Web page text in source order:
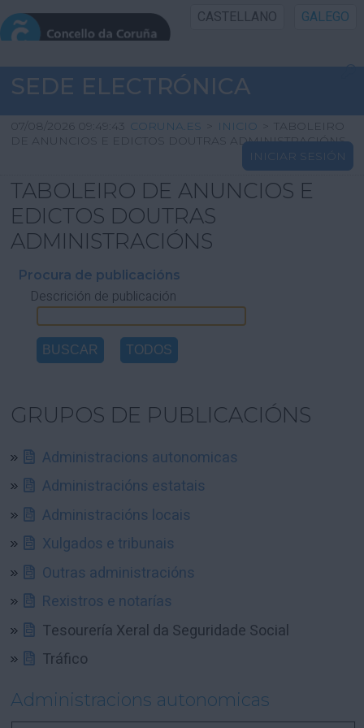
CASTELLANO GALEGO
INICIO SEDE
INICIO
INFORMACIÓN PÚBLICA
CARTAFOL CIDADÁN
UTILIDADES
AXUDA
SEDE ELECTRÓNICA
07/08/2026 09:49:43 CORUNA.ES > INICIO > TABOLEIRO
DE ANUNCIOS E EDICTOS DOUTRAS ADMINISTRACIÓNS
INICIAR SESIÓN
TABOLEIRO DE ANUNCIOS E
EDICTOS DOUTRAS
ADMINISTRACIÓNS
Procura de publicacións
Descrición de publicación
GRUPOS DE PUBLICACIÓNS
Administracions autonomicas
Administracións estatais
Administracións locais
Xulgados e tribunais
Outras administracións
Rexistros e notarías
Tesourería Xeral da Seguridade Social
Tráfico
Administracions autonomicas